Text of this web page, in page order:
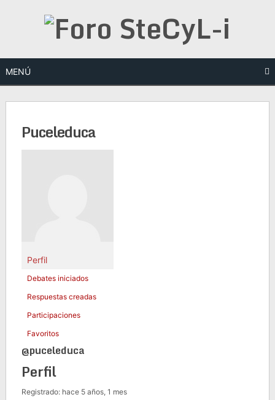
MENÚ
Puceleduca
Perfil
Debates iniciados
Respuestas creadas
Participaciones
Favoritos
@puceleduca
Perfil
Registrado: hace 5 años, 1 mes